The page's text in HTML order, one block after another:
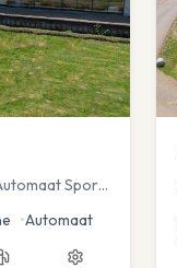
Sport
•Automaat